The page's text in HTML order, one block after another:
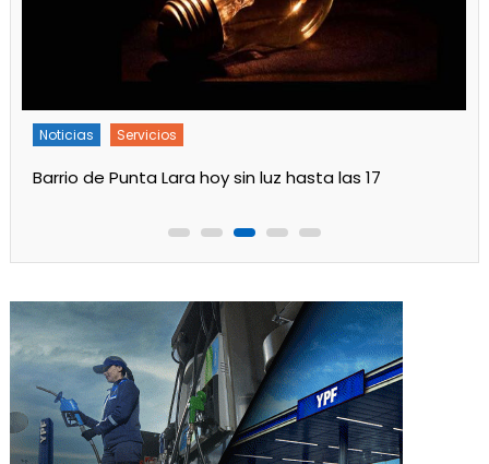
Noticias Servicios
Turnos de Farmacias de Julio 2026 en Ensenada